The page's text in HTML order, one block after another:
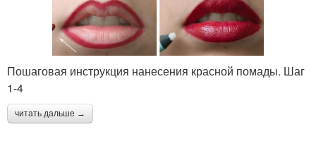
Пошаговая инструкция нанесения красной помады. Шаг
1-4
читать дальше →